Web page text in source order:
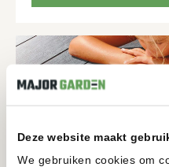
Deze website maakt
We gebruiken cookies om